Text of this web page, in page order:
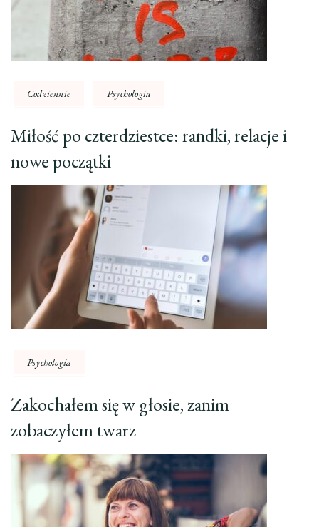
Codziennie Psychologia
Miłość po czterdziestce: randki, relacje i
nowe początki
Psychologia
Zakochałem się w głosie, zanim
zobaczyłem twarz